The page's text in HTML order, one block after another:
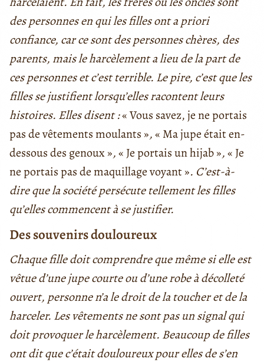
des personnes en qui les filles ont a priori
confiance, car ce sont des personnes chères, des
parents, mais le harcèlement a lieu de la part de
ces personnes et c’est terrible. Le pire, c’est que les
filles se justifient lorsqu’elles racontent leurs
histoires. Elles disent :« Vous savez, je ne portais
pas de vêtements moulants »,« Ma jupe était en-
dessous des genoux »,« Je portais un hijab »,« Je
ne portais pas de maquillage voyant ». C’est-à-
dire que la société persécute tellement les filles
qu’elles commencent à se justifier.
Des souvenirs douloureux
Chaque fille doit comprendre que même si elle est
vêtue d’une jupe courte ou d’une robe à décolleté
ouvert, personne n’a le droit de la toucher et de la
harceler. Les vêtements ne sont pas un signal qui
doit provoquer le harcèlement. Beaucoup de filles
ont dit que c’était douloureux pour elles de s’en